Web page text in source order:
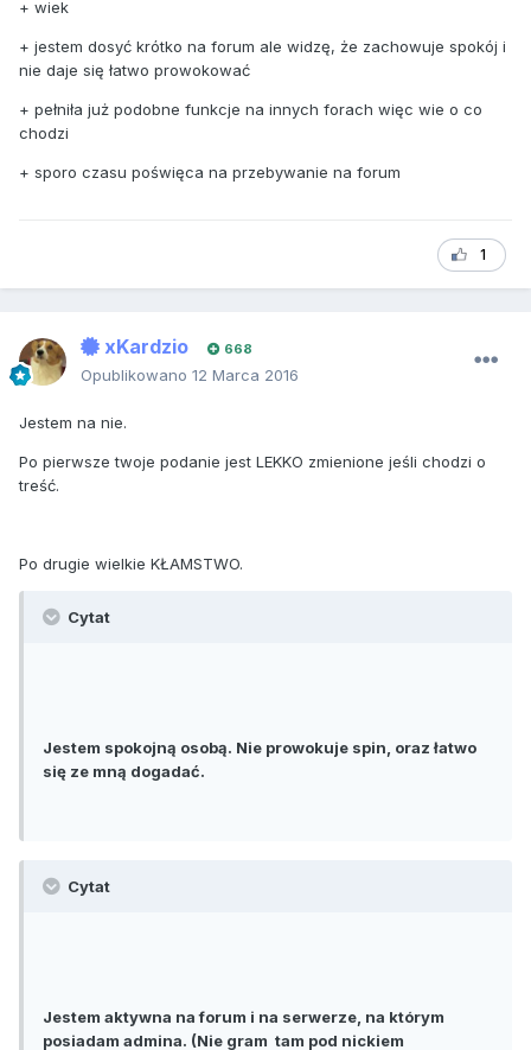
+ wiek
+ jestem dosyć krótko na forum ale widzę, że zachowuje spokój i
nie daje się łatwo prowokować
+ pełniła już podobne funkcje na innych forach więc wie o co
chodzi
+ sporo czasu poświęca na przebywanie na forum
1
xKardzio 668
Opublikowano 12 Marca 2016
Jestem na nie.
Po pierwsze twoje podanie jest LEKKO zmienione jeśli chodzi o
treść.
Po drugie wielkie KŁAMSTWO.
Cytat
Jestem spokojną osobą. Nie prowokuje spin, oraz łatwo
się ze mną dogadać.
Cytat
Jestem aktywna na forum i na serwerze, na którym
posiadam admina. (Nie gram tam pod nickiem